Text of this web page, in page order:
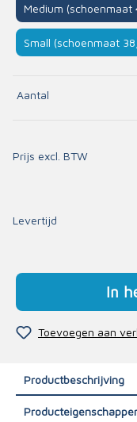
Medium
Small (schoenmaat
Aantal
Prijs excl. BTW
Levertijd
In
Toevoegen aan
Productbeschrijving